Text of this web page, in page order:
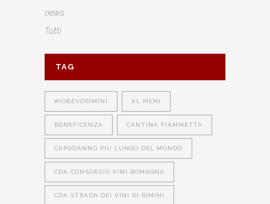
news
Tutti
TAG
#IOBEVORIMINI AL MENI
BENEFICENZA CANTINA FIAMMETTA
CAPODANNO PIU LUNGO DEL MONDO
CDA CONSORZIO VINI ROMAGNA
CDA STRADA DEI VINI DI RIMINI